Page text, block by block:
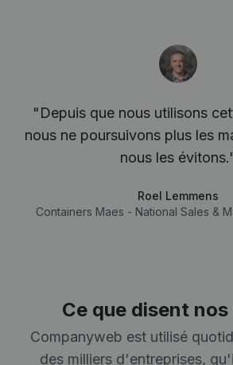
"Depuis que nous utilisons
nous ne poursuivons plus les
nous les
Roel Lemmens
Containers Maes - National Sales &
Ce que disent
Companyweb est utilisé
des milliers d'entreprises,